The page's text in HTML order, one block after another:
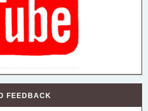
FEEDBACK